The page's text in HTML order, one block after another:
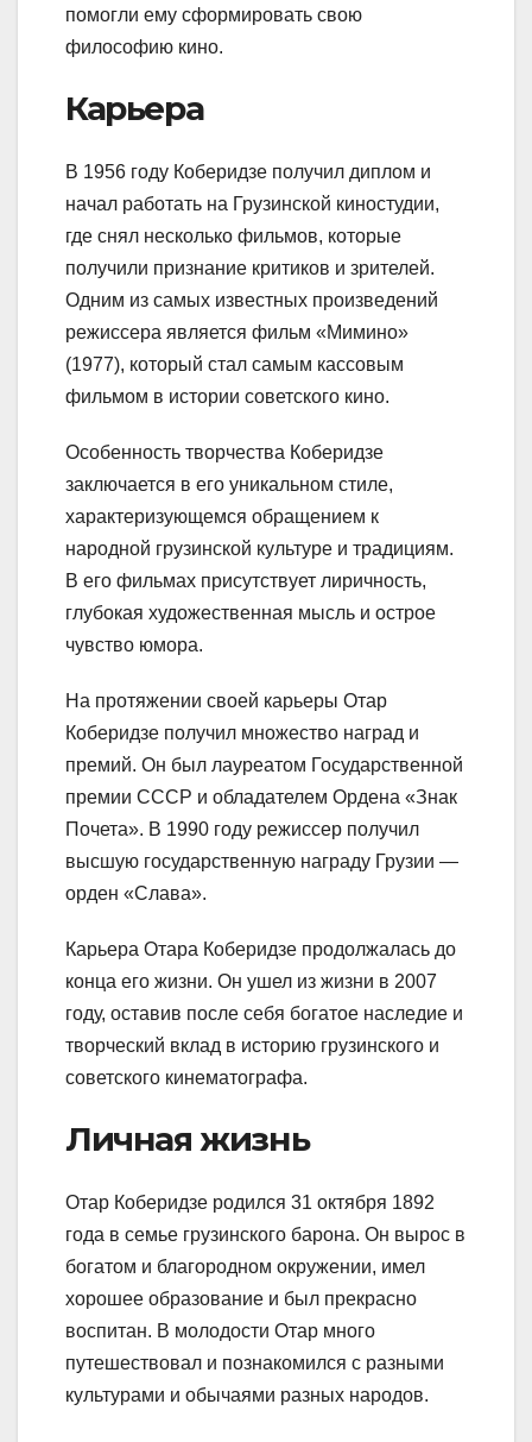
помогли ему сформировать свою
философию кино.
Карьера
В 1956 году Коберидзе получил диплом и
начал работать на Грузинской киностудии,
где снял несколько фильмов, которые
получили признание критиков и зрителей.
Одним из самых известных произведений
режиссера является фильм «Мимино»
(1977), который стал самым кассовым
фильмом в истории советского кино.
Особенность творчества Коберидзе
заключается в его уникальном стиле,
характеризующемся обращением к
народной грузинской культуре и традициям.
В его фильмах присутствует лиричность,
глубокая художественная мысль и острое
чувство юмора.
На протяжении своей карьеры Отар
Коберидзе получил множество наград и
премий. Он был лауреатом Государственной
премии СССР и обладателем Ордена «Знак
Почета». В 1990 году режиссер получил
высшую государственную награду Грузии —
орден «Слава».
Карьера Отара Коберидзе продолжалась до
конца его жизни. Он ушел из жизни в 2007
году, оставив после себя богатое наследие и
творческий вклад в историю грузинского и
советского кинематографа.
Личная жизнь
Отар Коберидзе родился 31 октября 1892
года в семье грузинского барона. Он вырос в
богатом и благородном окружении, имел
хорошее образование и был прекрасно
воспитан. В молодости Отар много
путешествовал и познакомился с разными
культурами и обычаями разных народов.